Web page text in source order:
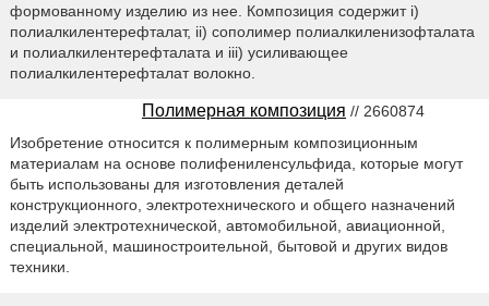
формованному изделию из нее. Композиция содержит i)
полиалкилентерефталат, ii) сополимер полиалкиленизофталата
и полиалкилентерефталата и iii) усиливающее
полиалкилентерефталат волокно.
Полимерная композиция // 2660874
Изобретение относится к полимерным композиционным
материалам на основе полифениленсульфида, которые могут
быть использованы для изготовления деталей
конструкционного, электротехнического и общего назначений
изделий электротехнической, автомобильной, авиационной,
специальной, машиностроительной, бытовой и других видов
техники.